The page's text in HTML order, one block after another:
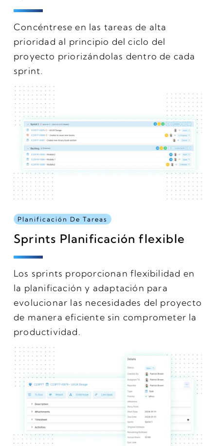
Concéntrese en las tareas de alta
prioridad al principio del ciclo del
proyecto priorizándolas dentro de cada
sprint.
Planificación De Tareas
Sprints Planificación flexible
Los sprints proporcionan flexibilidad en
la planificación y adaptación para
evolucionar las necesidades del proyecto
de manera eficiente sin comprometer la
productividad.